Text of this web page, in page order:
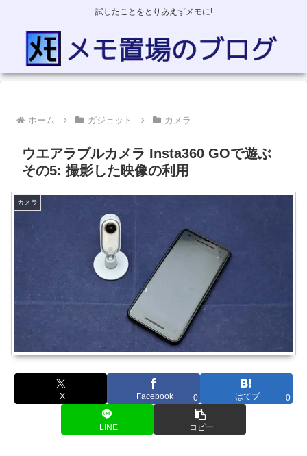
試したことをとりあえずメモに!
ホーム ガジェット カメラ
ウエアラブルカメラ Insta360 GOで遊ぶ
その5: 撮影した映像の利用
カメラ
X Facebook 0 はてブ 0
LINE コピー